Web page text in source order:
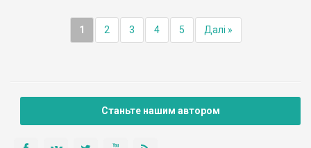
1 2 3 4 5 Далі »
Станьте нашим автором